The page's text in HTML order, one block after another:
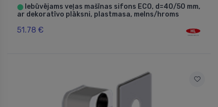
⬤ Iebūvējams veļas mašīnas sifons ECO, d=40/50 mm,
ar dekoratīvo plāksni, plastmasa, melns/hroms
51.78 €